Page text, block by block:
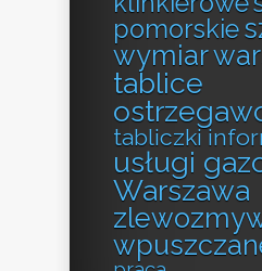
pomorskie
wymiar
tablice
tabliczki
usługi
Warszawa